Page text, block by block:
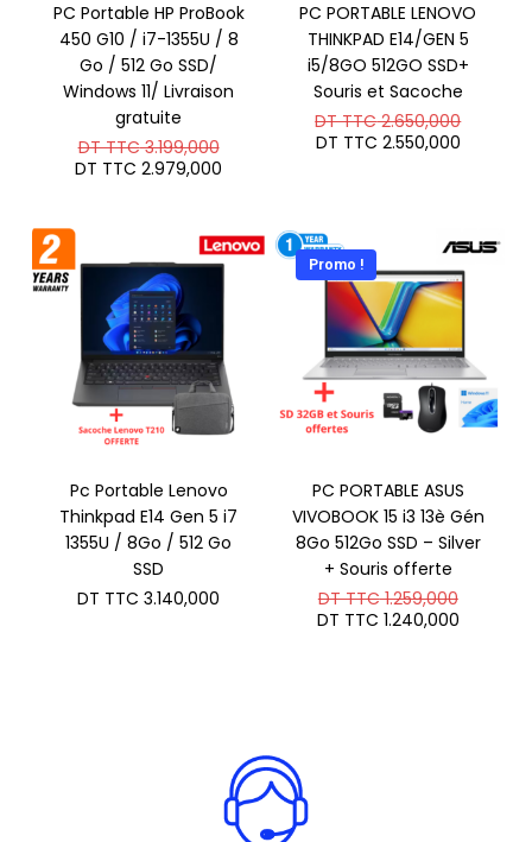
PC Portable HP ProBook
450 G10 / i7-1355U / 8
Go / 512 Go SSD/
Windows 11/ Livraison
gratuite
DT TTC3.199,000Le
prix
initial
TTC 3.199,000.
DT TTC 2.979,000
DT
TTC 2.979,000.
PC PORTABLE LENOVO
THINKPAD E14/GEN 5
i5/8GO 512GO SSD+
Souris et Sacoche
DT TTC2.650,000Le
DT TTC 2.550,000Le
TTC
Pc Portable Lenovo
Thinkpad E14 Gen 5 i7
1355U / 8Go / 512 Go
SSD
DT TTC 3.140,000
Promo !
PC PORTABLE ASUS
VIVOBOOK 15 i3 13è Gén
8Go 512Go SSD – Silver
+ Souris offerte
DT TTC1.259,000Le
prix
initial
DT TTC 1.240,000Le